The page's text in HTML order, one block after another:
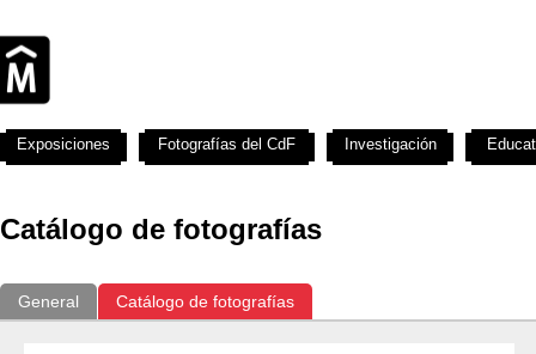
Catálogo de fotografías
General Catálogo de fotografías
Exposiciones Fotografías del CdF Investigación